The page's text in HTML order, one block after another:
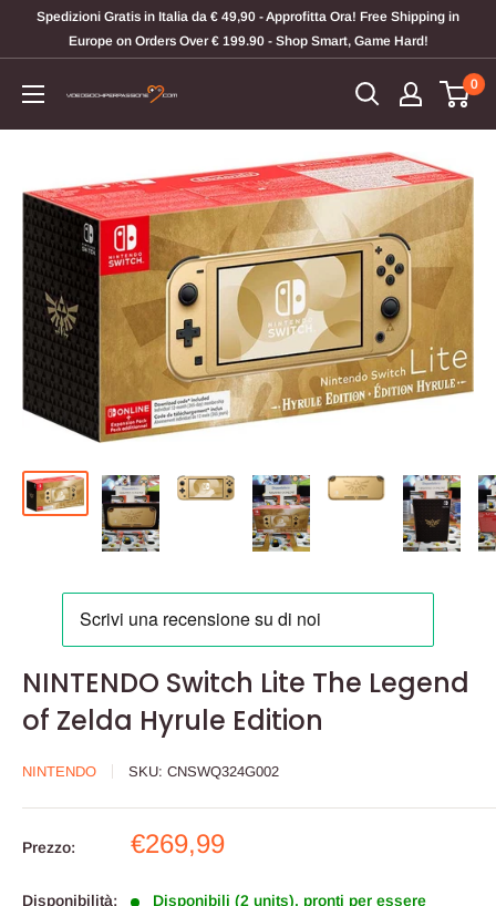
Spedizioni Gratis in Italia da € 49,90 - Approfitta Ora! Free Shipping in
Europe on Orders Over € 199.90 - Shop Smart, Game Hard!
Videogiochi
Per
0
NINTENDO Switch Lite The Legend
of Zelda Hyrule Edition
NINTENDO SKU: CNSWQ324G002
Prezzo:
Prezzo
€269,99
Disponibilità:
Disponibili (2 units), pronti per essere